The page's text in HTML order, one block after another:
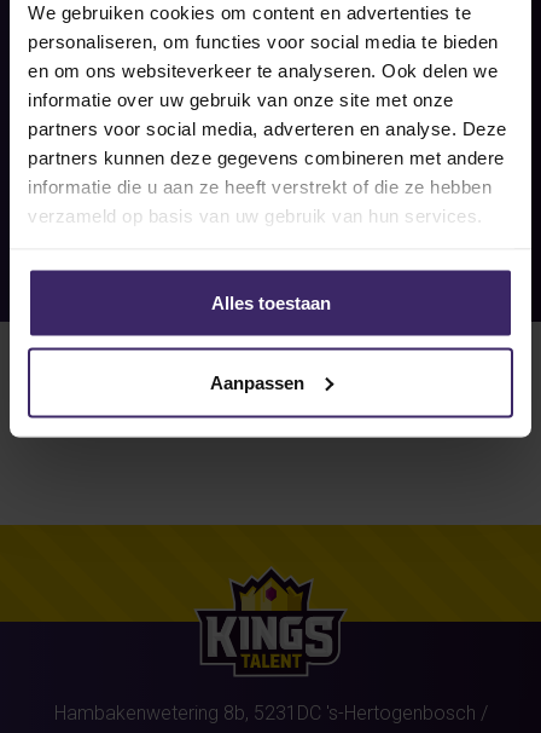
We gebruiken cookies om content en advertenties te
personaliseren, om functies voor social media te bieden
en om ons websiteverkeer te analyseren. Ook delen we
informatie over uw gebruik van onze site met onze
partners voor social media, adverteren en analyse. Deze
partners kunnen deze gegevens combineren met andere
informatie die u aan ze heeft verstrekt of die ze hebben
verzameld op basis van uw gebruik van hun services.
Alles toestaan
Aanpassen
READ MORE
Hambakenwetering 8b, 5231DC 's-Hertogenbosch /